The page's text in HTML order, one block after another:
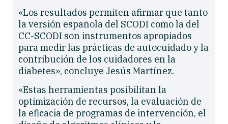
«Los resultados permiten afirmar que tanto
la versión española del SCODI como la del
CC-SCODI son instrumentos apropiados
para medir las prácticas de autocuidado y la
contribución de los cuidadores en la
diabetes», concluye Jesús Martínez.
«Estas herramientas posibilitan la
optimización de recursos, la evaluación de
la eficacia de programas de intervención, el